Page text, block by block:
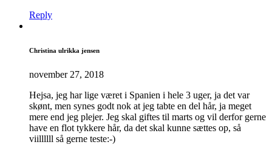
Reply
Christina ulrikka jensen
november 27, 2018
Hejsa, jeg har lige været i Spanien i hele 3 uger, ja det var
skønt, men synes godt nok at jeg tabte en del hår, ja meget
mere end jeg plejer. Jeg skal giftes til marts og vil derfor gerne
have en flot tykkere hår, da det skal kunne sættes op, så
viillllll så gerne teste:-)